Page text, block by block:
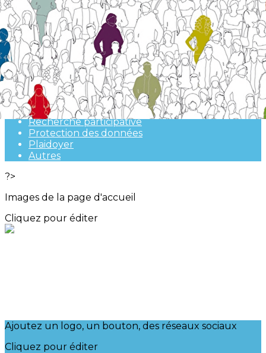
Exporter les lignes sélectionnées
Exporter toutes les colonnes
Exporter uniquement les colonnes affichées
Menu
<
>
Rencontres
Web-conférences
Recherche participative
Protection des données
Plaidoyer
Autres
?>
Images de la page d'accueil
Cliquez pour éditer
Ajoutez un logo, un bouton, des réseaux sociaux
Cliquez pour éditer